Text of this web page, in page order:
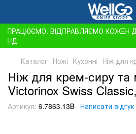
ПРАЦЮЄМО. ВІДПРАВЛЯЄМО КОЖЕН
НД
Каталог Ножі Кухонні Ніж для
Ніж для крем-сиру та
Victorinox Swiss
Артикул: 6.7863.13B Написати відгук